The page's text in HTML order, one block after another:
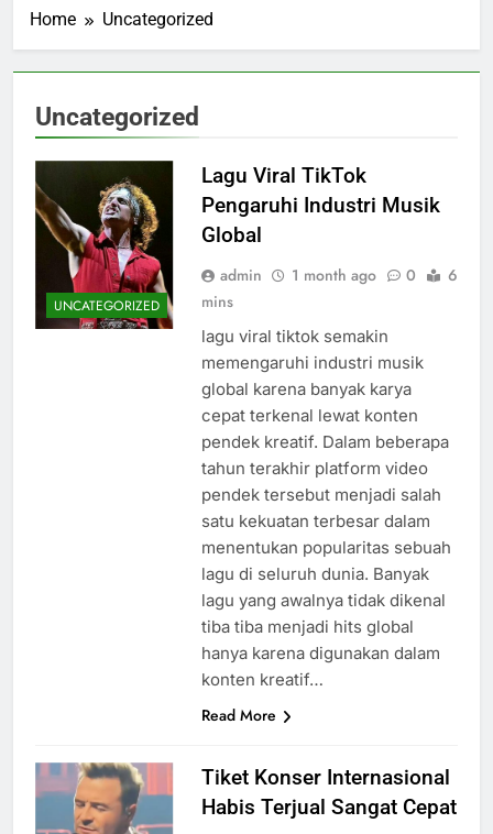
Home Uncategorized
Uncategorized
UNCATEGORIZED
Lagu Viral TikTok
Pengaruhi Industri Musik
Global
admin 1 month ago 0
6
mins
lagu viral tiktok semakin
memengaruhi industri musik
global karena banyak karya
cepat terkenal lewat konten
pendek kreatif. Dalam beberapa
tahun terakhir platform video
pendek tersebut menjadi salah
satu kekuatan terbesar dalam
menentukan popularitas sebuah
lagu di seluruh dunia. Banyak
lagu yang awalnya tidak dikenal
tiba tiba menjadi hits global
hanya karena digunakan dalam
konten kreatif…
Read More
Tiket Konser Internasional
Habis Terjual Sangat Cepat